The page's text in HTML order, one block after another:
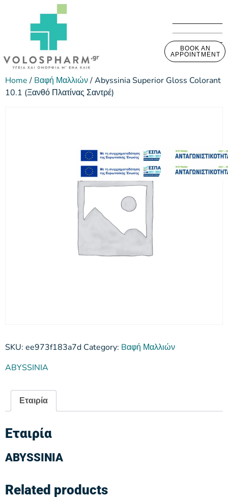
BOOK AN
APPOINTMENT
Home/ Bαφή Μαλλιών/ Abyssinia Superior Gloss Colorant
10.1 (Ξανθό Πλατίνας Σαντρέ)
SKU: ee973f183a7d Category: Bαφή Μαλλιών
ABYSSINIA
Εταιρία
Εταιρία
ABYSSINIA
Related products